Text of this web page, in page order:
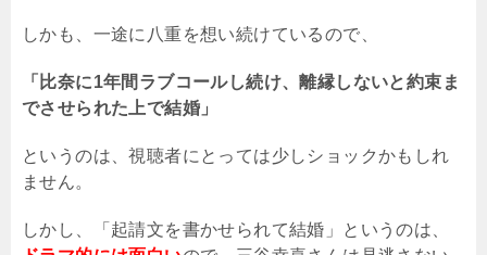
しかも、一途に八重を想い続けているので、
「比奈に1年間ラブコールし続け、離縁しないと約束ま
でさせられた上で結婚」
というのは、視聴者にとっては少しショックかもしれ
ません。
しかし、「起請文を書かせられて結婚」というのは、